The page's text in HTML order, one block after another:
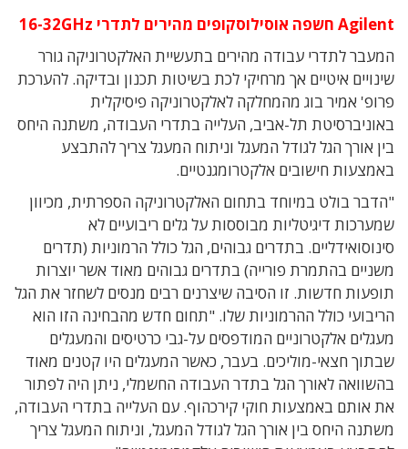
Agilent חשפה אוסילוסקופים מהירים לתדרי 16-32GHz
המעבר לתדרי עבודה מהירים בתעשיית האלקטרוניקה גורר
שינויים איטיים אך מרחיקי לכת בשיטות תכנון ובדיקה. להערכת
פרופ' אמיר בוג מהמחלקה לאלקטרוניקה פיסיקלית
באוניברסיטת תל-אביב, העלייה בתדרי העבודה, משתנה היחס
בין אורך הגל לגודל המעגל וניתוח המעגל צריך להתבצע
באמצעות חישובים אלקטרומגנטיים.
"הדבר בולט במיוחד בתחום האלקטרוניקה הספרתית, מכיוון
שמערכות דיגיטליות מבוססות על גלים ריבועיים לא
סינוסואידליים. בתדרים גבוהים, הגל כולל הרמוניות (תדרים
משניים בהתמרת פורייה) בתדרים גבוהים מאוד אשר יוצרות
תופעות חדשות. זו הסיבה שיצרנים רבים מנסים לשחזר את הגל
הריבועי כולל ההרמוניות שלו. "תחום חדש מהבחינה הזו הוא
מעגלים אלקטרוניים המודפסים על-גבי כרטיסים והמעגלים
שבתוך חצאי-מוליכים. בעבר, כאשר המעגלים היו קטנים מאוד
בהשוואה לאורך הגל בתדר העבודה החשמלי, ניתן היה לפתור
את אותם באמצעות חוקי קירכהוף. עם העלייה בתדרי העבודה,
משתנה היחס בין אורך הגל לגודל המעגל, וניתוח המעגל צריך